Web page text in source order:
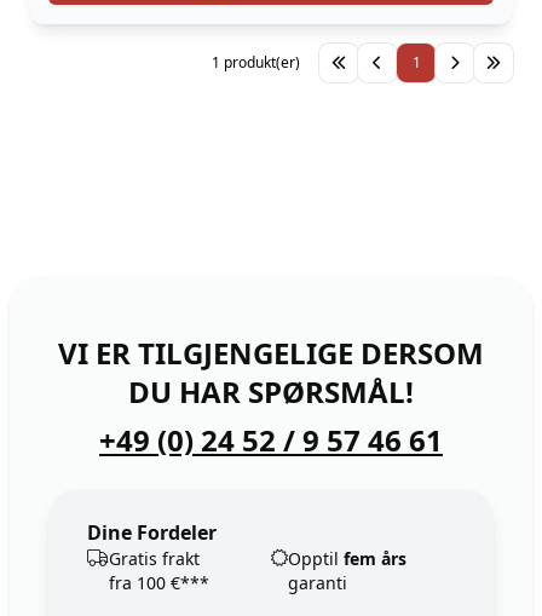
1
1 produkt(er)
VI ER TILGJENGELIGE DERSOM
DU HAR SPØRSMÅL!
+49 (0) 24 52 / 9 57 46 61
Dine Fordeler
Gratis frakt
fra 100 €***
Opptil fem års
garanti